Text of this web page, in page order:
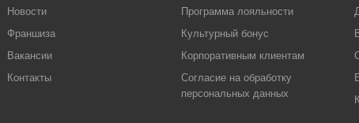
Новости
Франшиза
Вакансии
Контакты
Программа лояльности
Культурный бонус
Корпоративным клиентам
Согласие на обработку
персональных данных